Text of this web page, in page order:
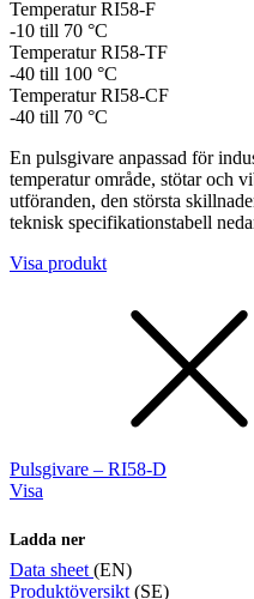
Temperatur RI58-F
-10 till 70 °C
Temperatur RI58-TF
-40 till 100 °C
Temperatur RI58-CF
-40 till 70 °C
En pulsgivare anpassad för
temperatur område, stötar och
utföranden, den största
teknisk specifikationstabell
Visa produkt
Pulsgivare – RI58-D
Visa
Ladda ner
Data sheet (EN)
Produktöversikt (SE)